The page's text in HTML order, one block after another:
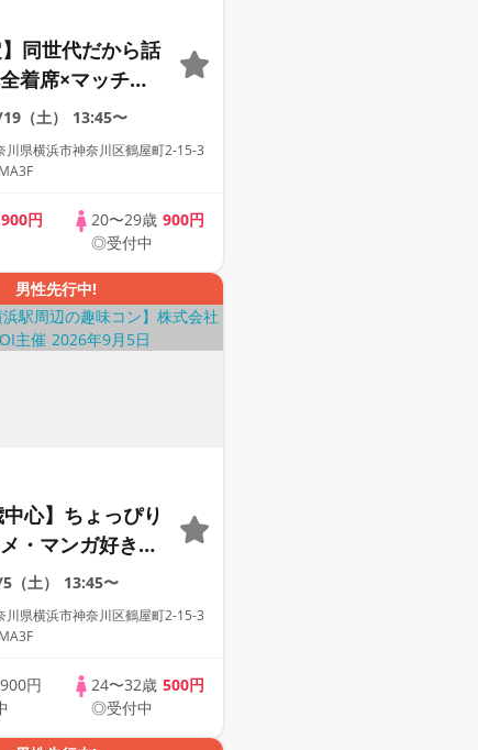
】同世代だから話
着席×マッチン
マッチングコン
（土） 13:45〜
川県横浜市神奈川区鶴屋町2-15-3
円
20〜29歳 900円
◎受付中
男性先行中!
中心】ちょっぴり
・マンガ好き限
×マッチングゲ
メコン
（土） 13:45〜
川県横浜市神奈川区鶴屋町2-15-3
円
24〜32歳 500円
◎受付中